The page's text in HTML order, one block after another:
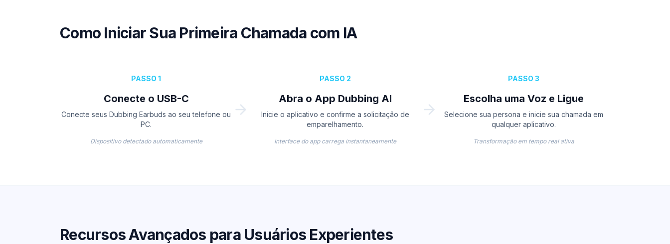
Como Iniciar Sua Primeira Chamada com IA
PASSO 1
Conecte o USB-C
Conecte seus Dubbing Earbuds ao seu telefone ou
PC.
Dispositivo detectado automaticamente
PASSO 2
Abra o App Dubbing AI
Inicie o aplicativo e confirme a solicitação de
emparelhamento.
Interface do app carrega instantaneamente
PASSO 3
Escolha uma Voz e Ligue
Selecione sua persona e inicie sua chamada em
qualquer aplicativo.
Transformação em tempo real ativa
Recursos Avançados para Usuários Experientes